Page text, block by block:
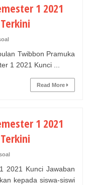
1 2021
Pramuka
1 2021 Kunci ...
Read More
1 2021
2021 Kunci Jawaban
kepada siswa-siswi